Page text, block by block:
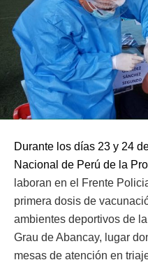
Durante los días 23 y 24
Nacional de Perú de la
laboran en el Frente
primera dosis de
ambientes deportivos de
Grau de Abancay, lugar
mesas de atención en